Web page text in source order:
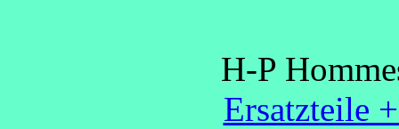
H-P
Ersatzteile